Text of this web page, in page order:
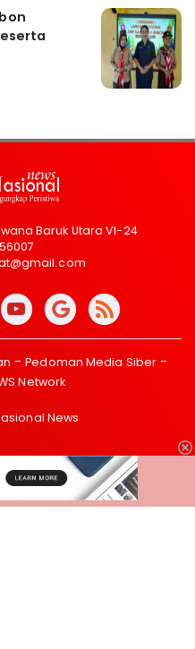
Baruk Utara VI-24
Pedoman Media Siber
Network
News